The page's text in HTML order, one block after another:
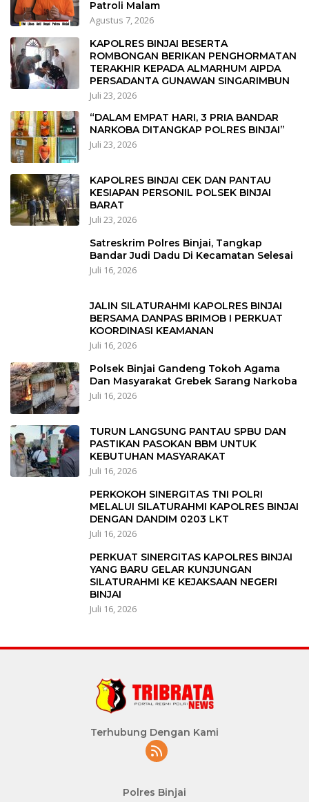
Patroli Malam
Agustus 7, 2026
KAPOLRES BINJAI BESERTA
ROMBONGAN BERIKAN PENGHORMATAN
TERAKHIR KEPADA ALMARHUM AIPDA
PERSADANTA GUNAWAN SINGARIMBUN
Juli 23, 2026
“DALAM EMPAT HARI, 3 PRIA BANDAR
NARKOBA DITANGKAP POLRES BINJAI”
Juli 23, 2026
KAPOLRES BINJAI CEK DAN PANTAU
KESIAPAN PERSONIL POLSEK BINJAI
BARAT
Juli 23, 2026
Satreskrim Polres Binjai, Tangkap
Bandar Judi Dadu Di Kecamatan Selesai
Juli 16, 2026
JALIN SILATURAHMI KAPOLRES BINJAI
BERSAMA DANPAS BRIMOB I PERKUAT
KOORDINASI KEAMANAN
Juli 16, 2026
Polsek Binjai Gandeng Tokoh Agama
Dan Masyarakat Grebek Sarang Narkoba
Juli 16, 2026
TURUN LANGSUNG PANTAU SPBU DAN
PASTIKAN PASOKAN BBM UNTUK
KEBUTUHAN MASYARAKAT
Juli 16, 2026
PERKOKOH SINERGITAS TNI POLRI
MELALUI SILATURAHMI KAPOLRES BINJAI
DENGAN DANDIM 0203 LKT
Juli 16, 2026
PERKUAT SINERGITAS KAPOLRES BINJAI
YANG BARU GELAR KUNJUNGAN
SILATURAHMI KE KEJAKSAAN NEGERI
BINJAI
Juli 16, 2026
Terhubung Dengan Kami
Polres Binjai